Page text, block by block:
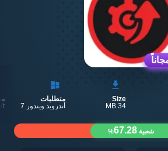
Size
34 MB
متطلبات
أندرويد ويندوز 7
شعبية67.28
%